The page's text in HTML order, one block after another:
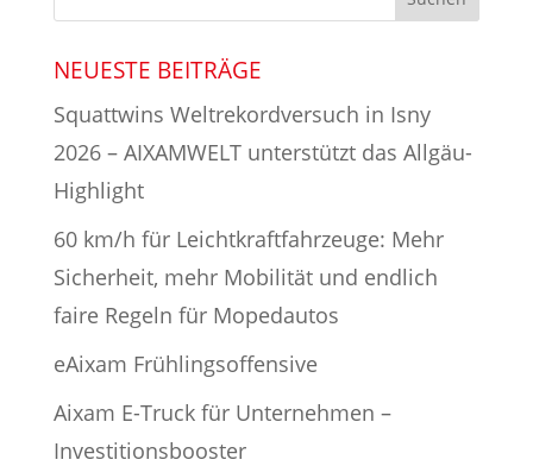
NEUESTE BEITRÄGE
Squattwins Weltrekordversuch in Isny
2026 – AIXAMWELT unterstützt das Allgäu-
Highlight
60 km/h für Leichtkraftfahrzeuge: Mehr
Sicherheit, mehr Mobilität und endlich
faire Regeln für Mopedautos
eAixam Frühlingsoffensive
Aixam E-Truck für Unternehmen –
Investitionsbooster